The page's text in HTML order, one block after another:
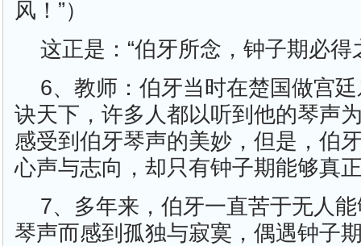
风！”）
这正是：“伯牙所念，钟子期必得
6、教师：伯牙当时在楚国做宫
诀天下，许多人都以听到他的琴声
感受到伯牙琴声的美妙，但是，伯
心声与志向，却只有钟子期能够真
7、多年来，伯牙一直苦于无人
琴声而感到孤独与寂寞，偶遇钟子